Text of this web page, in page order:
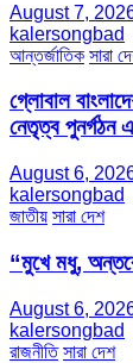
August 7,
kalersongbad
আন্তর্জাতিক সারা
গ্লোবাল
নেতৃত্ব পুনর্গঠন
August 6,
kalersongbad
জাতীয় সারা দেশ
“মুখে মধু,
August 6,
kalersongbad
রাজনীতি সারা দেশ